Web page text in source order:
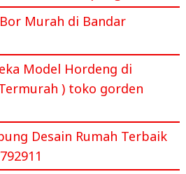
Murah di Bandar
Model Hordeng di
) toko gorden
Desain Rumah Terbaik